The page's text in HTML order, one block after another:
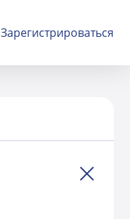
Зарегистрироваться